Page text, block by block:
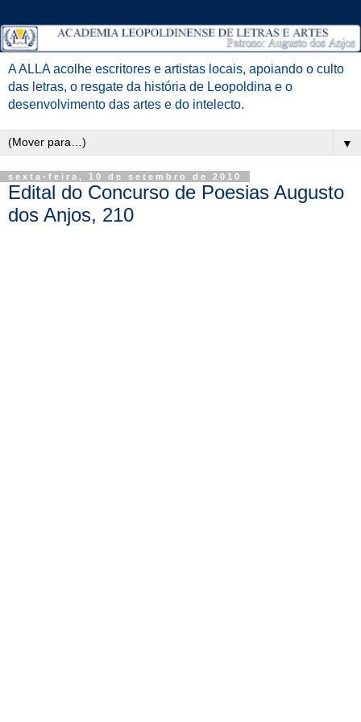
A ALLA acolhe escritores e artistas locais, apoiando o culto
das letras, o resgate da história de Leopoldina e o
desenvolvimento das artes e do intelecto.
▼
sexta-feira, 10 de setembro de 2010
Edital do Concurso de Poesias Augusto
dos Anjos, 210